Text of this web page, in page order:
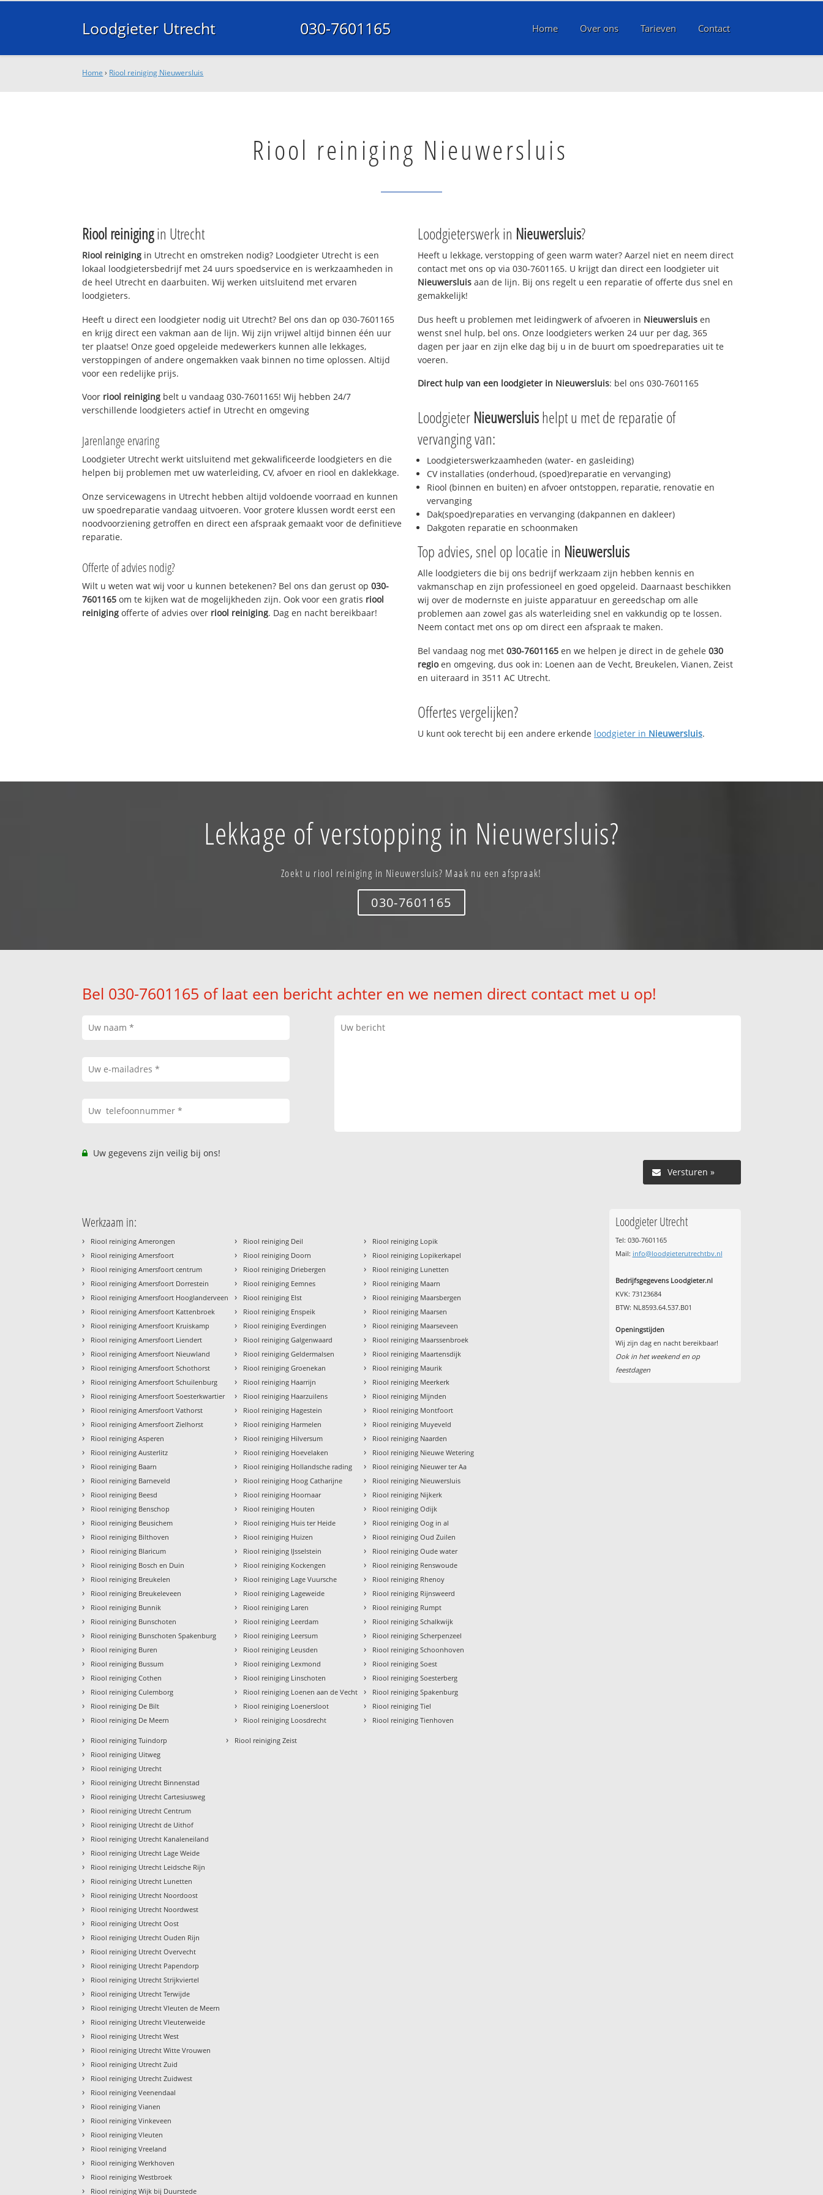
Loodgieter Utrecht 030-7601165 Home Over ons Tarieven Contact
Home › Riool reiniging Nieuwersluis
Riool reiniging Nieuwersluis
Riool reinigingin Utrecht
Riool reiniging in Utrecht en omstreken nodig? Loodgieter Utrecht is een
lokaal loodgietersbedrijf met 24 uurs spoedservice en is werkzaamheden in
de heel Utrecht en daarbuiten. Wij werken uitsluitend met ervaren
loodgieters.
Heeft u direct een loodgieter nodig uit Utrecht? Bel ons dan op 030-7601165
en krijg direct een vakman aan de lijn. Wij zijn vrijwel altijd binnen één uur
ter plaatse! Onze goed opgeleide medewerkers kunnen alle lekkages,
verstoppingen of andere ongemakken vaak binnen no time oplossen. Altijd
voor een redelijke prijs.
Voor riool reiniging belt u vandaag 030-7601165! Wij hebben 24/7
verschillende loodgieters actief in Utrecht en omgeving
Jarenlange ervaring
Loodgieter Utrecht werkt uitsluitend met gekwalificeerde loodgieters en die
helpen bij problemen met uw waterleiding, CV, afvoer en riool en daklekkage.
Onze servicewagens in Utrecht hebben altijd voldoende voorraad en kunnen
uw spoedreparatie vandaag uitvoeren. Voor grotere klussen wordt eerst een
noodvoorziening getroffen en direct een afspraak gemaakt voor de definitieve
reparatie.
Offerte of advies nodig?
Wilt u weten wat wij voor u kunnen betekenen? Bel ons dan gerust op030-
7601165 om te kijken wat de mogelijkheden zijn. Ook voor een gratis riool
reiniging offerte of advies over riool reiniging. Dag en nacht bereikbaar!
Loodgieterswerk in Nieuwersluis?
Heeft u lekkage, verstopping of geen warm water? Aarzel niet en neem direct
contact met ons op via 030-7601165. U krijgt dan direct een loodgieter uit
Nieuwersluis aan de lijn. Bij ons regelt u een reparatie of offerte dus snel en
gemakkelijk!
Dus heeft u problemen met leidingwerk of afvoeren in Nieuwersluis en
wenst snel hulp, bel ons. Onze loodgieters werken 24 uur per dag, 365
dagen per jaar en zijn elke dag bij u in de buurt om spoedreparaties uit te
voeren.
Direct hulp van een loodgieter in Nieuwersluis: bel ons 030-7601165
Loodgieter Nieuwersluishelpt u met de reparatie of
vervanging van:
Loodgieterswerkzaamheden (water- en gasleiding)
CV installaties (onderhoud, (spoed)reparatie en vervanging)
Riool (binnen en buiten) en afvoer ontstoppen, reparatie, renovatie en
vervanging
Dak(spoed)reparaties en vervanging (dakpannen en dakleer)
Dakgoten reparatie en schoonmaken
Top advies, snel op locatie in Nieuwersluis
Alle loodgieters die bij ons bedrijf werkzaam zijn hebben kennis en
vakmanschap en zijn professioneel en goed opgeleid. Daarnaast beschikken
wij over de modernste en juiste apparatuur en gereedschap om alle
problemen aan zowel gas als waterleiding snel en vakkundig op te lossen.
Neem contact met ons op om direct een afspraak te maken.
Bel vandaag nog met 030-7601165 en we helpen je direct in de gehele 030
regioen omgeving, dus ook in: Loenen aan de Vecht, Breukelen, Vianen, Zeist
en uiteraard in 3511 AC Utrecht.
Offertes vergelijken?
U kunt ook terecht bij een andere erkende loodgieter in Nieuwersluis.
Lekkage of verstopping in Nieuwersluis?
Zoekt u riool reiniging in Nieuwersluis? Maak nu een afspraak!
030-7601165
Bel 030-7601165 of laat een bericht achter en we nemen direct contact met u op!
Uw gegevens zijn veilig bij ons!
Versturen »
Werkzaam in:
› Riool reiniging Amerongen
› Riool reiniging Amersfoort
› Riool reiniging Amersfoort centrum
› Riool reiniging Amersfoort Dorrestein
› Riool reiniging Amersfoort Hooglanderveen
› Riool reiniging Amersfoort Kattenbroek
› Riool reiniging Amersfoort Kruiskamp
› Riool reiniging Amersfoort Liendert
› Riool reiniging Amersfoort Nieuwland
› Riool reiniging Amersfoort Schothorst
› Riool reiniging Amersfoort Schuilenburg
› Riool reiniging Amersfoort Soesterkwartier
› Riool reiniging Amersfoort Vathorst
› Riool reiniging Amersfoort Zielhorst
› Riool reiniging Asperen
› Riool reiniging Austerlitz
› Riool reiniging Baarn
› Riool reiniging Barneveld
› Riool reiniging Beesd
› Riool reiniging Benschop
› Riool reiniging Beusichem
› Riool reiniging Bilthoven
› Riool reiniging Blaricum
› Riool reiniging Bosch en Duin
› Riool reiniging Breukelen
› Riool reiniging Breukeleveen
› Riool reiniging Bunnik
› Riool reiniging Bunschoten
› Riool reiniging Bunschoten Spakenburg
› Riool reiniging Buren
› Riool reiniging Bussum
› Riool reiniging Cothen
› Riool reiniging Culemborg
› Riool reiniging De Bilt
› Riool reiniging De Meern
› Riool reiniging Deil
› Riool reiniging Doorn
› Riool reiniging Driebergen
› Riool reiniging Eemnes
› Riool reiniging Elst
› Riool reiniging Enspeik
› Riool reiniging Everdingen
› Riool reiniging Galgenwaard
› Riool reiniging Geldermalsen
› Riool reiniging Groenekan
› Riool reiniging Haarrijn
› Riool reiniging Haarzuilens
› Riool reiniging Hagestein
› Riool reiniging Harmelen
› Riool reiniging Hilversum
› Riool reiniging Hoevelaken
› Riool reiniging Hollandsche rading
› Riool reiniging Hoog Catharijne
› Riool reiniging Hoornaar
› Riool reiniging Houten
› Riool reiniging Huis ter Heide
› Riool reiniging Huizen
› Riool reiniging IJsselstein
› Riool reiniging Kockengen
› Riool reiniging Lage Vuursche
› Riool reiniging Lageweide
› Riool reiniging Laren
› Riool reiniging Leerdam
› Riool reiniging Leersum
› Riool reiniging Leusden
› Riool reiniging Lexmond
› Riool reiniging Linschoten
› Riool reiniging Loenen aan de Vecht
› Riool reiniging Loenersloot
› Riool reiniging Loosdrecht
› Riool reiniging Lopik
› Riool reiniging Lopikerkapel
› Riool reiniging Lunetten
› Riool reiniging Maarn
› Riool reiniging Maarsbergen
› Riool reiniging Maarsen
› Riool reiniging Maarseveen
› Riool reiniging Maarssenbroek
› Riool reiniging Maartensdijk
› Riool reiniging Maurik
› Riool reiniging Meerkerk
› Riool reiniging Mijnden
› Riool reiniging Montfoort
› Riool reiniging Muyeveld
› Riool reiniging Naarden
› Riool reiniging Nieuwe Wetering
› Riool reiniging Nieuwer ter Aa
› Riool reiniging Nieuwersluis
› Riool reiniging Nijkerk
› Riool reiniging Odijk
› Riool reiniging Oog in al
› Riool reiniging Oud Zuilen
› Riool reiniging Oude water
› Riool reiniging Renswoude
› Riool reiniging Rhenoy
› Riool reiniging Rijnsweerd
› Riool reiniging Rumpt
› Riool reiniging Schalkwijk
› Riool reiniging Scherpenzeel
› Riool reiniging Schoonhoven
› Riool reiniging Soest
› Riool reiniging Soesterberg
› Riool reiniging Spakenburg
› Riool reiniging Tiel
› Riool reiniging Tienhoven
› Riool reiniging Tuindorp
› Riool reiniging Uitweg
› Riool reiniging Utrecht
› Riool reiniging Utrecht Binnenstad
› Riool reiniging Utrecht Cartesiusweg
› Riool reiniging Utrecht Centrum
› Riool reiniging Utrecht de Uithof
› Riool reiniging Utrecht Kanaleneiland
› Riool reiniging Utrecht Lage Weide
› Riool reiniging Utrecht Leidsche Rijn
› Riool reiniging Utrecht Lunetten
› Riool reiniging Utrecht Noordoost
› Riool reiniging Utrecht Noordwest
› Riool reiniging Utrecht Oost
› Riool reiniging Utrecht Ouden Rijn
› Riool reiniging Utrecht Overvecht
› Riool reiniging Utrecht Papendorp
› Riool reiniging Utrecht Strijkviertel
› Riool reiniging Utrecht Terwijde
› Riool reiniging Utrecht Vleuten de Meern
› Riool reiniging Utrecht Vleuterweide
› Riool reiniging Utrecht West
› Riool reiniging Utrecht Witte Vrouwen
› Riool reiniging Utrecht Zuid
› Riool reiniging Utrecht Zuidwest
› Riool reiniging Veenendaal
› Riool reiniging Vianen
› Riool reiniging Vinkeveen
› Riool reiniging Vleuten
› Riool reiniging Vreeland
› Riool reiniging Werkhoven
› Riool reiniging Westbroek
› Riool reiniging Wijk bij Duurstede
› Riool reiniging Zeist
Loodgieter Utrecht
Tel: 030-7601165
Mail: info@loodgieterutrechtbv.nl
Bedrijfsgegevens Loodgieter.nl
KVK: 73123684
BTW: NL8593.64.537.B01
Openingstijden
Wij zijn dag en nacht bereikbaar!
Ook in het weekend en op
feestdagen